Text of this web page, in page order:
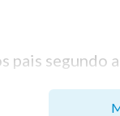
pais segundo
muito